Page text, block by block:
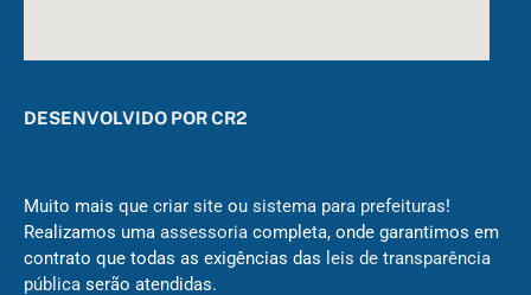
DESENVOLVIDO POR CR2
Muito mais que criar site ou sistema para prefeituras!
Realizamos uma assessoria completa, onde garantimos em
contrato que todas as exigências das leis de transparência
pública serão atendidas.